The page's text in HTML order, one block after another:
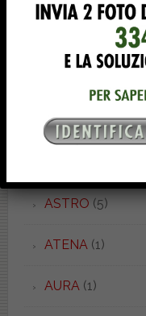
ASTRA PIU'(3)
ASTRO (5)
ATENA (1)
AURA (1)